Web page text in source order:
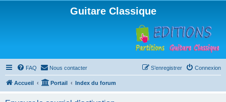
Guitare Classique
FAQ Nous contacter Connexion
S’enregistrer
Accueil Portail Index du forum